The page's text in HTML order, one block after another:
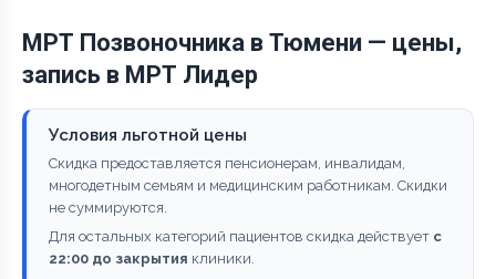
МРТ Позвоночника в Тюмени — цены,
запись в МРТ Лидер
Условия льготной цены
Скидка предоставляется пенсионерам, инвалидам,
многодетным семьям и медицинским работникам. Скидки
не суммируются.
Для остальных категорий пациентов скидка действует с
22:00 до закрытия клиники.